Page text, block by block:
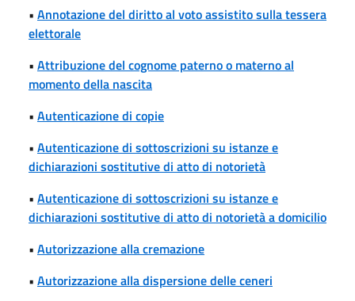
• Annotazione del diritto al voto assistito sulla tessera
elettorale
• Attribuzione del cognome paterno o materno al
momento della nascita
• Autenticazione di copie
• Autenticazione di sottoscrizioni su istanze e
dichiarazioni sostitutive di atto di notorietà
• Autenticazione di sottoscrizioni su istanze e
dichiarazioni sostitutive di atto di notorietà a domicilio
• Autorizzazione alla cremazione
• Autorizzazione alla dispersione delle ceneri